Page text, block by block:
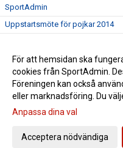
SportAdmin
Uppstartsmöte för pojkar 2014
Ny klädleverantör
Vi minns Johnny Månsson
Gå till
För att hemsidan ska
cookies från SportAdmin.
Föreningen kan också
eller marknadsföring. Du
Anpassa dina val
Acceptera nödvändiga